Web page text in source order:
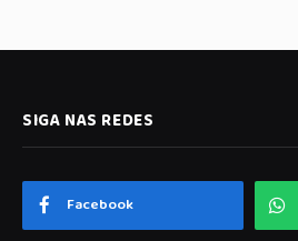
SIGA NAS REDES
Facebook